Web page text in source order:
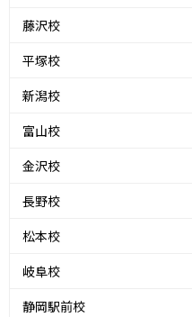
藤沢校
平塚校
新潟校
富山校
金沢校
長野校
松本校
岐阜校
静岡駅前校